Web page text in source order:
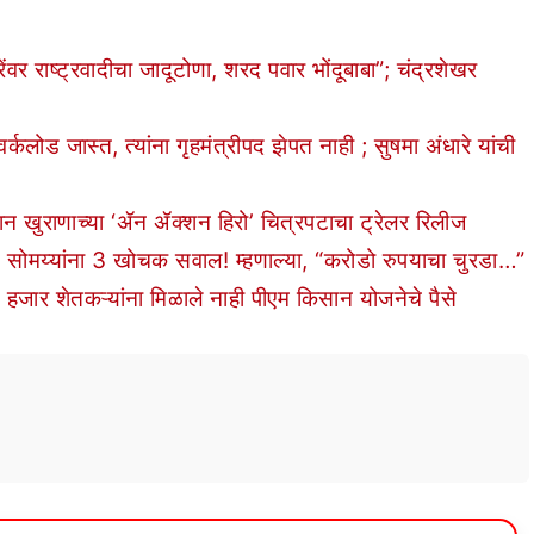
जादूटोणा, शरद पवार भोंदूबाबा”; चंद्रशेखर
जास्त, त्यांना गृहमंत्रीपद झेपत नाही ; सुषमा अंधारे यांची
‘ॲन ॲक्शन हिरो’ चित्रपटाचा ट्रेलर रिलीज
3 खोचक सवाल! म्हणाल्या, “करोडो रुपयाचा चुरडा…”
शेतकऱ्यांना मिळाले नाही पीएम किसान योजनेचे पैसे